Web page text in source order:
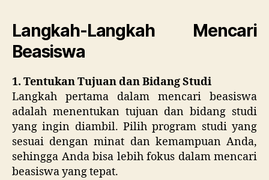
Langkah-Langkah Mencari
Beasiswa
1. Tentukan Tujuan dan Bidang Studi
Langkah pertama dalam mencari beasiswa
adalah menentukan tujuan dan bidang studi
yang ingin diambil. Pilih program studi yang
sesuai dengan minat dan kemampuan Anda,
sehingga Anda bisa lebih fokus dalam mencari
beasiswa yang tepat.